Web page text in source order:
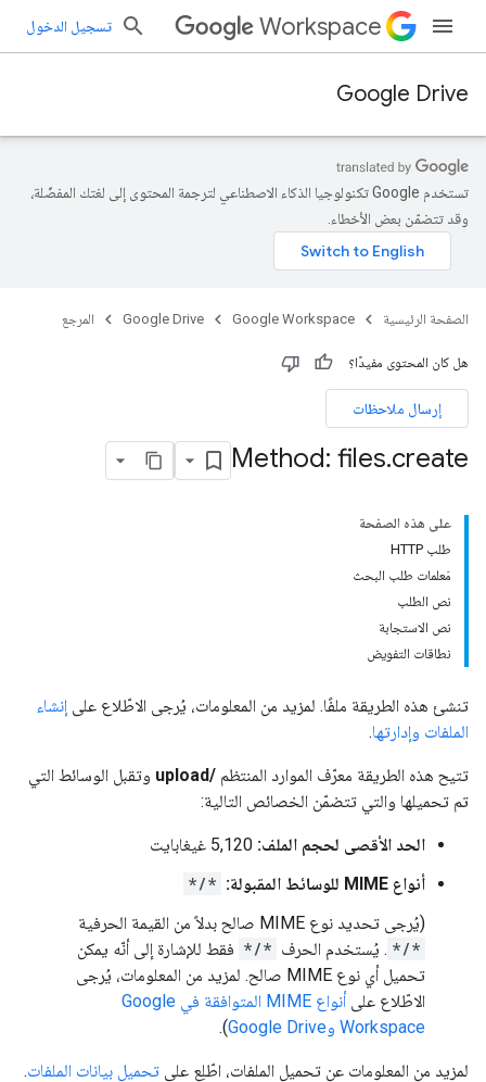
Workspace تسجيل الدخول
Google Drive
تستخدم Google تكنولوجيا الذكاء الاصطناعي لترجمة المحتوى إلى لغتك المفضّلة،
وقد تتضمّن بعض الأخطاء.
الصفحة الرئيسية Google Workspace
Google Drive المرجع
هل كان المحتوى مفيدًا؟
إرسال ملاحظات
Method: files.create
على هذه الصفحة
طلب HTTP
مَعلمات طلب البحث
نص الطلب
نص الاستجابة
نطاقات التفويض
تنشئ هذه الطريقة ملفًا. لمزيد من المعلومات، يُرجى الاطّلاع على إنشاء
الملفات وإدارتها.
تتيح هذه الطريقة معرّف الموارد المنتظم /upload
وتقبل الوسائط التي
تم تحميلها والتي تتضمّن الخصائص التالية:
الحد الأقصى لحجم الملف:
أنواع MIME للوسائط المقبولة:
*/*
(يُرجى تحديد نوع MIME صالح بدلاً من القيمة الحرفية
*/* . يُستخدم الحرف */* فقط للإشارة إلى أنّه يمكن
تحميل أي نوع MIME صالح. لمزيد من المعلومات، يُرجى
الاطّلاع على
أنواع MIME المتوافقة في Google
Workspace وGoogle Drive
).
لمزيد من المعلومات عن تحميل الملفات، اطّلِع على تحميل بيانات الملفات.